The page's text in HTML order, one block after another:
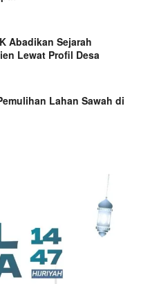
Abadikan Sejarah
Lewat Profil Desa
Lahan Sawah di